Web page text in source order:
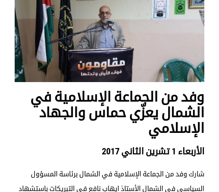
وفد من الجماعة الإسلامية في
الشمال يعزّي حماس والجهاد
الإسلامي
الأربعاء 1 تشرين الثاني 2017
شارك وفد من الجماعة الإسلامية في الشمال برئاسة المسؤول
السياسي في الشمال الأستاذ ايهاب نافع في التبريكات باستشهاد